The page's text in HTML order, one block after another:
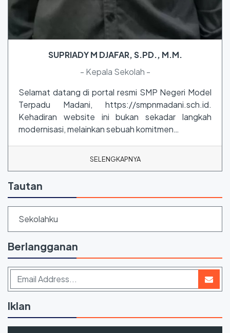
SUPRIADY M DJAFAR, S.PD., M.M.
- Kepala Sekolah -
Selamat datang di portal resmi SMP Negeri Model
Terpadu Madani, https://smpnmadani.sch.id.
Kehadiran website ini bukan sekadar langkah
modernisasi, melainkan sebuah komitmen…
SELENGKAPNYA
Tautan
Sekolahku
Berlangganan
Iklan